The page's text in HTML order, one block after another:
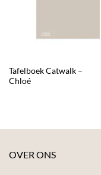
Tafelboek Catwalk –
Chloé
OVER ONS